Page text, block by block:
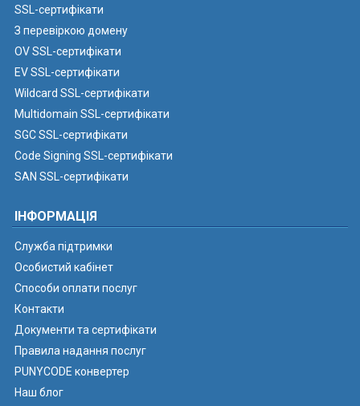
SSL-сертифікати
З перевіркою домену
OV SSL-сертифікати
EV SSL-сертифікати
Wildcard SSL-сертифікати
Multidomain SSL-сертифікати
SGC SSL-сертифікати
Code Signing SSL-сертифікати
SAN SSL-сертифікати
ІНФОРМАЦІЯ
Служба підтримки
Особистий кабінет
Способи оплати послуг
Контакти
Документи та сертифікати
Правила надання послуг
PUNYCODE конвертер
Наш блог